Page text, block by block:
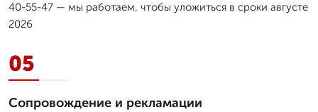
40-55-47 — мы работаем, чтобы уложиться в сроки августе
2026
05
Сопровождение и рекламации